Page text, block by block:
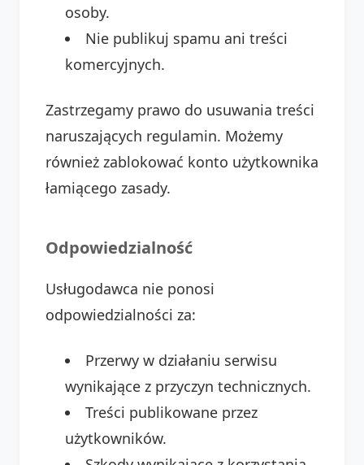
osoby.
Nie publikuj spamu ani treści
komercyjnych.
Zastrzegamy prawo do usuwania treści
naruszających regulamin. Możemy
również zablokować konto użytkownika
łamiącego zasady.
Odpowiedzialność
Usługodawca nie ponosi
odpowiedzialności za:
Przerwy w działaniu serwisu
wynikające z przyczyn technicznych.
Treści publikowane przez
użytkowników.